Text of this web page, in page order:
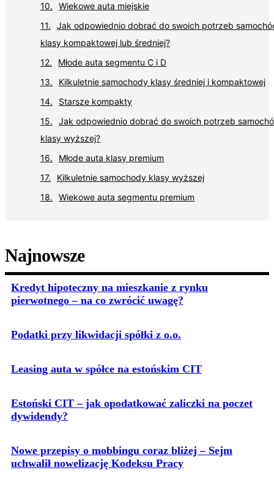
Wiekowe auta miejskie
Jak odpowiednio dobrać do swoich potrzeb
klasy kompaktowej lub średniej?
Młode auta segmentu C i D
Kilkuletnie samochody klasy średniej i kompaktowej
Starsze kompakty
Jak odpowiednio dobrać do swoich potrzeb
klasy wyższej?
Młode auta klasy premium
Kilkuletnie samochody klasy wyższej
Wiekowe auta segmentu premium
Najnowsze
Kredyt hipoteczny na mieszkanie z rynku
pierwotnego – na co zwrócić uwagę?
Podatki przy likwidacji spółki z o.o.
Leasing auta w spółce na estońskim CIT
Estoński CIT – jak opodatkować zaliczki na poczet
dywidendy?
Nowe przepisy o mobbingu coraz bliżej – Sejm
uchwalił nowelizację Kodeksu Pracy